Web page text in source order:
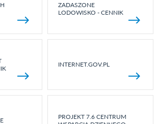
ZADASZONE
LODOWISKO - CENNIK
INTERNET.GOV.PL
PROJEKT 7.6 CENTRUM